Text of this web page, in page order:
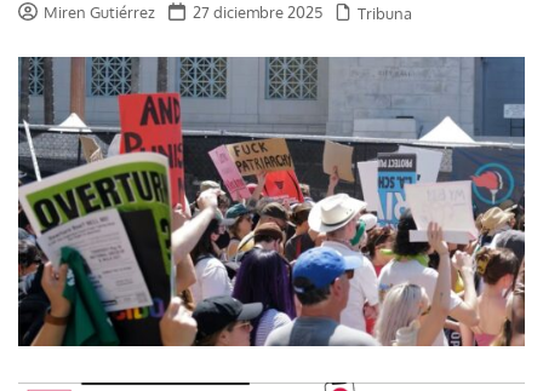
Miren Gutiérrez 27 diciembre 2025 Tribuna